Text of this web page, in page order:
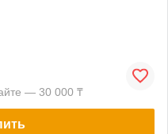
— 30 000 ₸